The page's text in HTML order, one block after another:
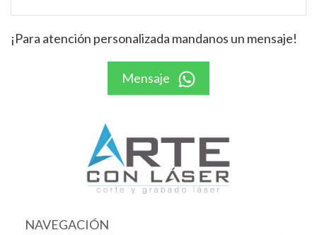
¡Para atención personalizada mandanos un mensaje!
Mensaje
NAVEGACIÓN